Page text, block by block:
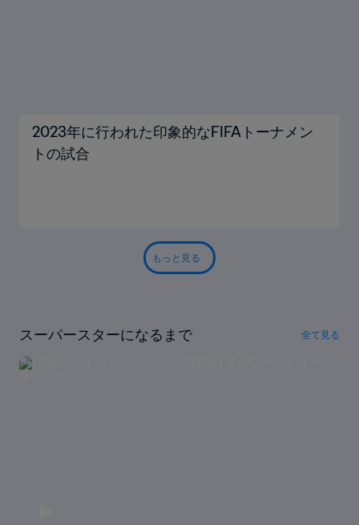
2023年に行われた印象的なFIFAトーナメン
トの試合
もっと見る
スーパースターになるまで 全て見る